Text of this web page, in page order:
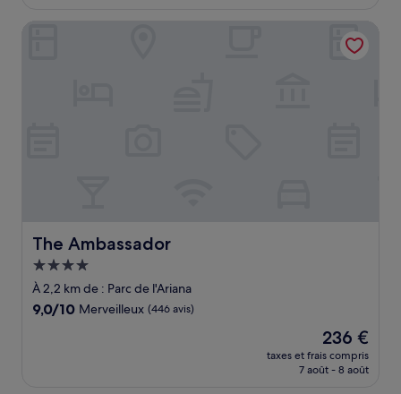
de
206 €
The Ambassador
The Ambassador
Hébergement
4.0 étoiles
À 2,2 km de : Parc de l'Ariana
9.0
9,0/10 Merveilleux (446 avis)
Le
nouveau
prix
236 €
taxes et frais compris
7 août - 8 août